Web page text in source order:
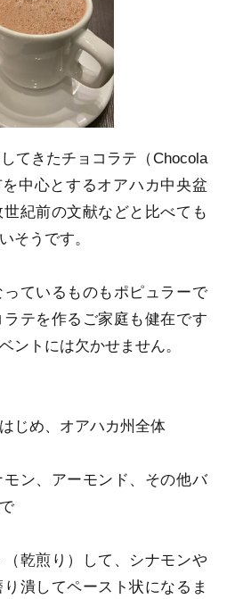
てきたチョコラテ（Chocola
中心とするオアハカ中央盆
紀前の文献などと比べても
そうです。
ているものもポピュラーで
テを作るご家庭も健在です
ントには欠かせません。
じめ、オアハカ州全体
ン、アーモンド、その他バ
乾煎り）して、シナモンや
潰してペースト状になるま